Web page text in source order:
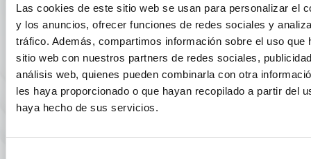
Las cookies de este sitio web se usan para personalizar el
y los anuncios, ofrecer funciones de redes sociales y
tráfico. Además, compartimos información sobre el uso que
sitio web con nuestros partners de redes sociales,
análisis web, quienes pueden combinarla con otra
les haya proporcionado o que hayan recopilado a partir del
haya hecho de sus servicios.